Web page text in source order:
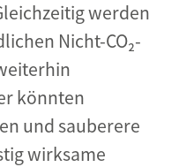
werden
Nicht-CO₂-
könnten
und sauberere
wirksame